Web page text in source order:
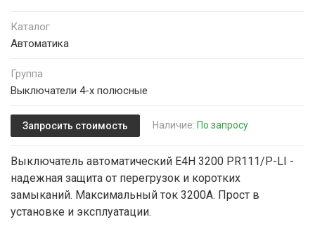
Каталог
Автоматика
Группа
Выключатели 4-х полюсные
Запросить стоимость Наличие: По запросу
Выключатель автоматический E4H 3200 PR111/P-LI -
надежная защита от перегрузок и коротких
замыканий. Максимальный ток 3200А. Прост в
установке и эксплуатации.